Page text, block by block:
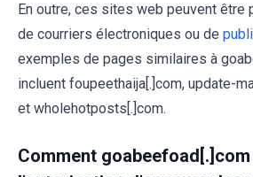
En outre, ces sites web peuvent être
de courriers électroniques ou de
exemples de pages similaires à
incluent foupeethaija[.]com, update-
et wholehotposts[.]com.
Comment